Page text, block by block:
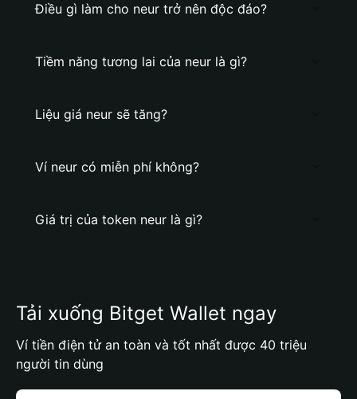
Điều gì làm cho neur trở nên độc đáo?
Tiềm năng tương lai của neur là gì?
Liệu giá neur sẽ tăng?
Ví neur có miễn phí không?
Giá trị của token neur là gì?
Tải xuống Bitget Wallet ngay
Ví tiền điện tử an toàn và tốt nhất được 40 triệu
người tin dùng